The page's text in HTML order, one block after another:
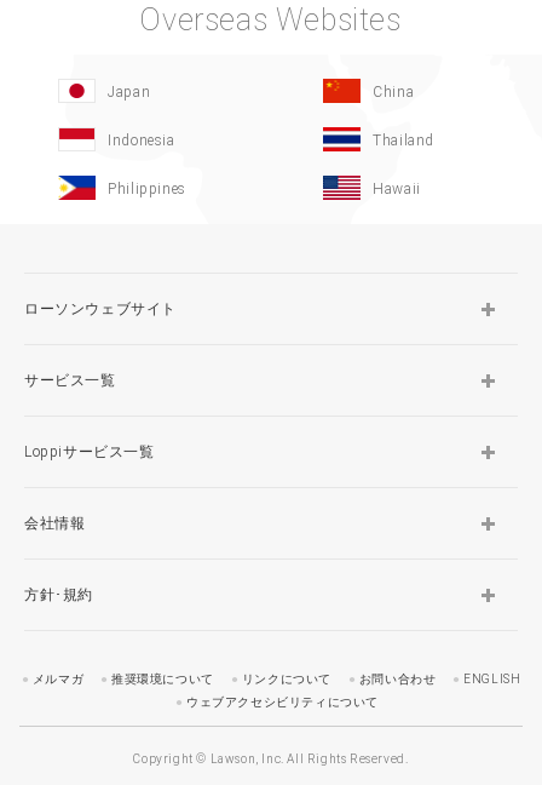
Overseas Websites
Japan China
Indonesia Thailand
Philippines Hawaii
ローソンウェブサイト
サービス一覧
Loppiサービス一覧
会社情報
方針･規約
メルマガ 推奨環境について リンクについて お問い合わせ
ENGLISH
ウェブアクセシビリティについて
Copyright © Lawson, Inc. All Rights Reserved.